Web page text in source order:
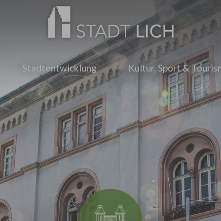
Stadtentwicklung Kultur, Sport &